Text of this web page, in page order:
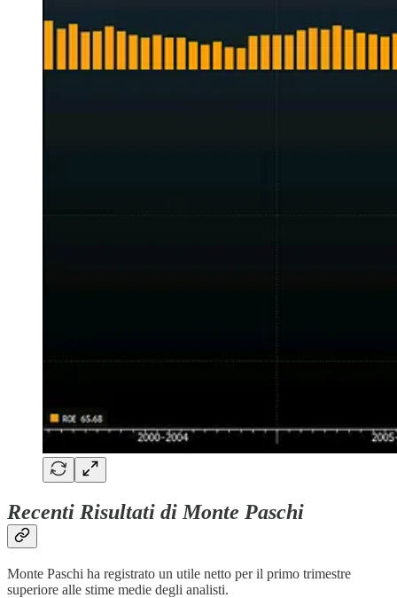
Recenti Risultati di Monte Paschi
Monte Paschi ha registrato un utile netto per il primo trimestre
superiore alle stime medie degli analisti.